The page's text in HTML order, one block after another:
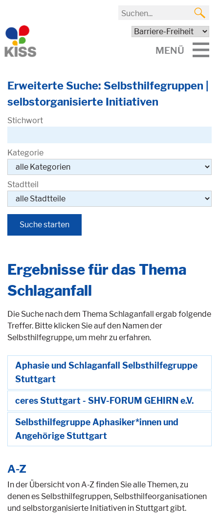
MENÜ
Erweiterte Suche: Selbsthilfegruppen |
selbstorganisierte Initiativen
Stichwort
Kategorie
Stadtteil
Ergebnisse für das Thema
Schlaganfall
Die Suche nach dem Thema Schlaganfall ergab folgende
Treffer. Bitte klicken Sie auf den Namen der
Selbsthilfegruppe, um mehr zu erfahren.
Aphasie und Schlaganfall Selbsthilfegruppe
Stuttgart
ceres Stuttgart - SHV-FORUM GEHIRN e.V.
Selbsthilfegruppe Aphasiker*innen und
Angehörige Stuttgart
A-Z
In der Übersicht von A-Z finden Sie alle Themen, zu
denen es Selbsthilfegruppen, Selbsthilfeorganisationen
und selbstorganisierte Initiativen in Stuttgart gibt.